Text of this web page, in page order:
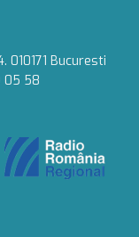
Bucuresti
05 58